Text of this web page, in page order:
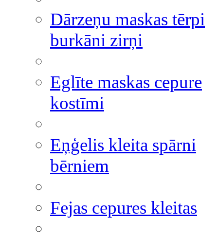
Dārzeņu maskas tērpi
burkāni zirņi
Eglīte maskas cepure
kostīmi
Eņģelis kleita spārni
bērniem
Fejas cepures kleitas